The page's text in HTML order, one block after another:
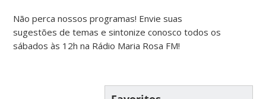
Não perca nossos programas! Envie suas
sugestões de temas e sintonize conosco todos os
sábados às 12h na Rádio Maria Rosa FM!